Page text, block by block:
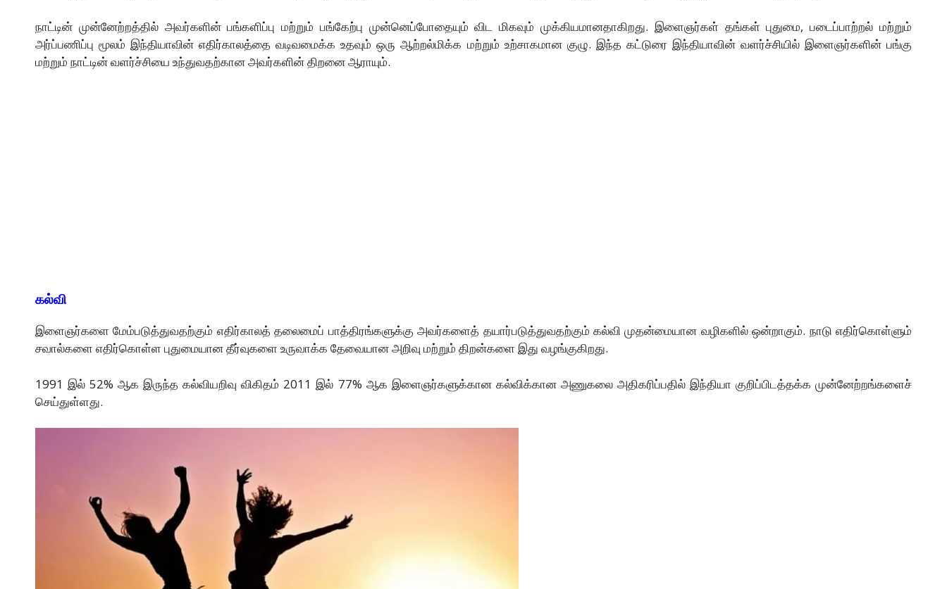
நாட்டின் முன்னேற்றத்தில் அவர்களின் பங்களிப்பு மற்றும் பங்கேற்பு முன்னெப்போதையும் விட மிகவும் முக்கியமானதாகிறது. இளைஞர்கள் தங்கள் புதுமை, படைப்பாற்றல் மற்றும்
அர்ப்பணிப்பு மூலம் இந்தியாவின் எதிர்காலத்தை வடிவமைக்க உதவும் ஒரு ஆற்றல்மிக்க மற்றும் உற்சாகமான குழு. இந்த கட்டுரை இந்தியாவின் வளர்ச்சியில் இளைஞர்களின் பங்கு
மற்றும் நாட்டின் வளர்ச்சியை உந்துவதற்கான அவர்களின் திறனை ஆராயும்.
கல்வி
இளைஞர்களை மேம்படுத்துவதற்கும் எதிர்காலத் தலைமைப் பாத்திரங்களுக்கு அவர்களைத் தயார்படுத்துவதற்கும் கல்வி முதன்மையான வழிகளில் ஒன்றாகும். நாடு எதிர்கொள்ளும்
சவால்களை எதிர்கொள்ள புதுமையான தீர்வுகளை உருவாக்க தேவையான அறிவு மற்றும் திறன்களை இது வழங்குகிறது.
1991 இல் 52% ஆக இருந்த கல்வியறிவு விகிதம் 2011 இல் 77% ஆக இளைஞர்களுக்கான கல்விக்கான அணுகலை அதிகரிப்பதில் இந்தியா குறிப்பிடத்தக்க முன்னேற்றங்களைச்
செய்துள்ளது.